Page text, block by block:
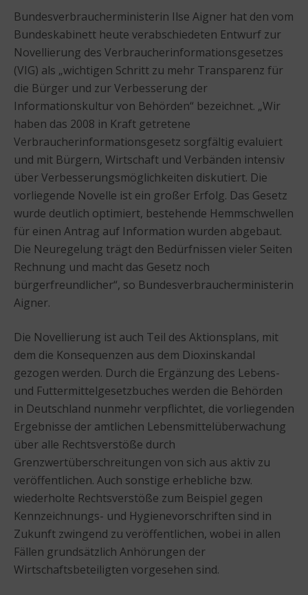
Bundesverbraucherministerin Ilse Aigner hat den vom
Bundeskabinett heute verabschiedeten Entwurf zur
Novellierung des Verbraucherinformationsgesetzes
(VIG) als „wichtigen Schritt zu mehr Transparenz für
die Bürger und zur Verbesserung der
Informationskultur von Behörden“ bezeichnet. „Wir
haben das 2008 in Kraft getretene
Verbraucherinformationsgesetz sorgfältig evaluiert
und mit Bürgern, Wirtschaft und Verbänden intensiv
über Verbesserungsmöglichkeiten diskutiert. Die
vorliegende Novelle ist ein großer Erfolg. Das Gesetz
wurde deutlich optimiert, bestehende Hemmschwellen
für einen Antrag auf Information wurden abgebaut.
Die Neuregelung trägt den Bedürfnissen vieler Seiten
Rechnung und macht das Gesetz noch
bürgerfreundlicher“, so Bundesverbraucherministerin
Aigner.
Die Novellierung ist auch Teil des Aktionsplans, mit
dem die Konsequenzen aus dem Dioxinskandal
gezogen werden. Durch die Ergänzung des Lebens-
und Futtermittelgesetzbuches werden die Behörden
in Deutschland nunmehr verpflichtet, die vorliegenden
Ergebnisse der amtlichen Lebensmittelüberwachung
über alle Rechtsverstöße durch
Grenzwertüberschreitungen von sich aus aktiv zu
veröffentlichen. Auch sonstige erhebliche bzw.
wiederholte Rechtsverstöße zum Beispiel gegen
Kennzeichnungs- und Hygienevorschriften sind in
Zukunft zwingend zu veröffentlichen, wobei in allen
Fällen grundsätzlich Anhörungen der
Wirtschaftsbeteiligten vorgesehen sind.